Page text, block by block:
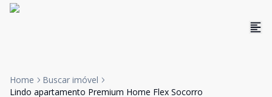
Home
Buscar imóvel
Lindo apartamento Premium Home Flex Socorro